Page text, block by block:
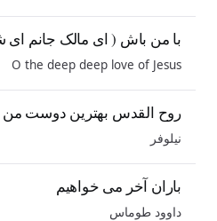
با من باش ( ای مالک جانم ای
O the deep deep love of Jesus
روح القدس بهترین دوست من
نیلوفر
باران آخر می خواهیم
داوود طوماس